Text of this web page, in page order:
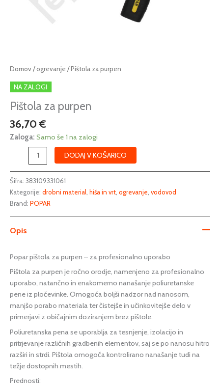
Domov/ogrevanje / Pištola za purpen
NA ZALOGI
Pištola za purpen
36,70€
Zaloga: Samo še 1 na zalogi
Pištola
za
purpen
količina
DODAJ V KOŠARICO
Šifra: 383109331061
Kategorije: drobni material hiša in vrt ogrevanje vodovod
Brand: POPAR
Opis
Popar pištola za purpen – za profesionalno uporabo
Pištola za purpen je ročno orodje, namenjeno za profesionalno
uporabo, natančno in enakomerno nanašanje poliuretanske
pene iz pločevinke. Omogoča boljši nadzor nad nanosom,
manjšo porabo materiala ter čistejše in učinkovitejše delo v
primerjavi z običajnim doziranjem brez pištole.
Poliuretanska pena se uporablja za tesnjenje, izolacijo in
pritrjevanje različnih gradbenih elementov, saj se po nanosu hitro
razširi in strdi. Pištola omogoča kontrolirano nanašanje tudi na
težje dostopnih mestih.
Prednosti: